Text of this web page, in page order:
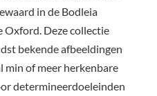
in de Bodleia
Oxford. Deze collectie
bekende afbeeldingen
min of meer herkenbare
determineerdoeleinden